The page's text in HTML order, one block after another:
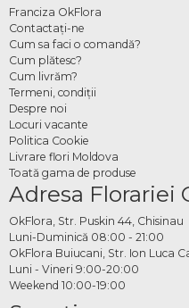
Franciza OkFlora
Contactaţi-ne
Cum sa faci o comandă?
Cum plătesc?
Cum livrăm?
Termeni, condiţii
Despre noi
Locuri vacante
Politica Cookie
Livrare flori Moldova
Toată gama de produse
Adresa Florariei
OkFlora, Str. Puskin 44, Chisinau
Luni-Duminică 08:00 - 21:00
OkFlora Buiucani, Str. Ion Luca
Luni - Vineri 9:00-20:00
Weekend 10:00-19:00